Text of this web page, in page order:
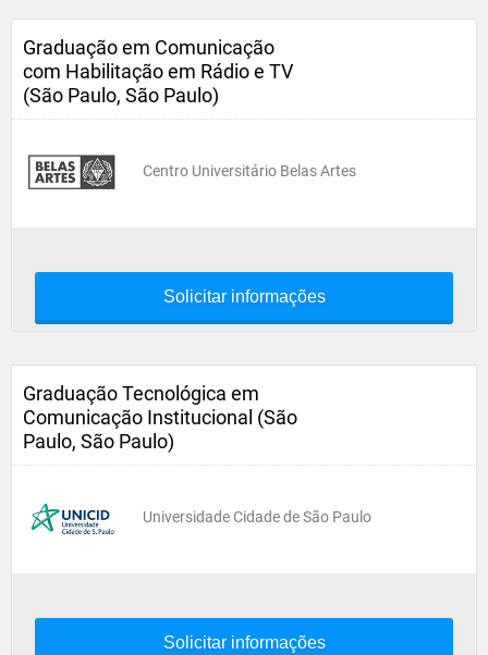
Graduação em Comunicação
com Habilitação em Rádio e TV
(São Paulo, São Paulo)
Centro Universitário Belas Artes
Solicitar informações
Graduação Tecnológica em
Comunicação Institucional (São
Paulo, São Paulo)
Universidade Cidade de São Paulo
Solicitar informações